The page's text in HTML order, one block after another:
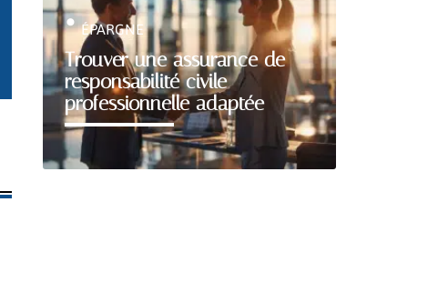
Trouver une assurance de
responsabilité civile
professionnelle adaptée
ÉPARGNE